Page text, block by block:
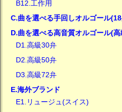
B12.工作用
C.曲を選べる手回しオルゴール
D.曲を選べる高音質オルゴール(
D1.高級30弁
D2.高級50弁
D3.高級72弁
E.海外ブランド
E1.リュージュ(スイス)